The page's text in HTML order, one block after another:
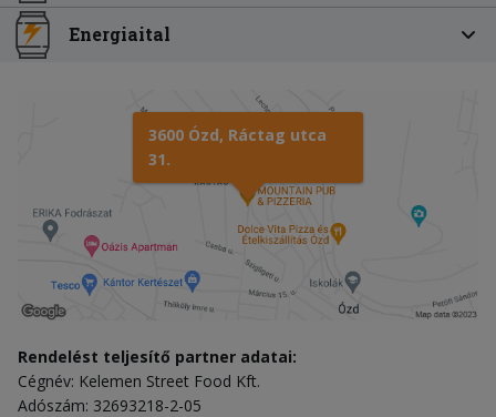
Energiaital
3600 Ózd, Ráctag utca
31.
Rendelést teljesítő partner adatai:
Cégnév: Kelemen Street Food Kft.
Adószám: 32693218-2-05